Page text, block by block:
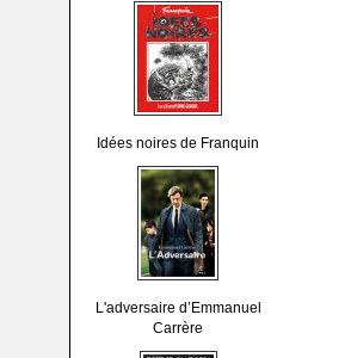
Idées noires de Franquin
L'adversaire d’Emmanuel
Carrère